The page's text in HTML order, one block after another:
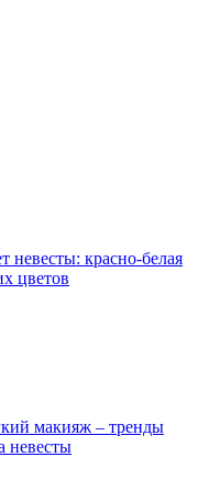
невесты: красно-белая
цветов
макияж – тренды
невесты